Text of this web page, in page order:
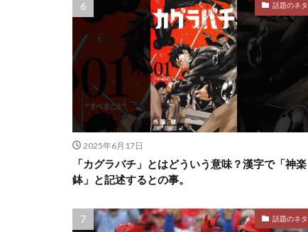
話題のネタ
2025年6月17日
「カグラバチ」とはどういう意味？漢字で「神楽
鉢」と記述するとの事。
話題のネタ